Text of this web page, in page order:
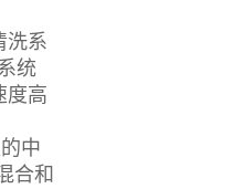
洗系
统
度高
中
合和